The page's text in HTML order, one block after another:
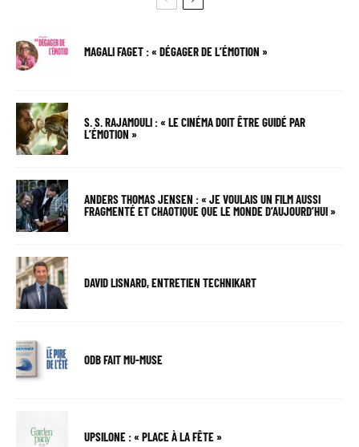
MAGALI FAGET : « DÉGAGER DE L’ÉMOTION »
S. S. RAJAMOULI : « LE CINÉMA DOIT ÊTRE GUIDÉ PAR
L’ÉMOTION »
ANDERS THOMAS JENSEN : « JE VOULAIS UN FILM AUSSI
FRAGMENTÉ ET CHAOTIQUE QUE LE MONDE D’AUJOURD’HUI »
DAVID LISNARD, ENTRETIEN TECHNIKART
ODB FAIT MU-MUSE
UPSILONE : « PLACE À LA FÊTE »